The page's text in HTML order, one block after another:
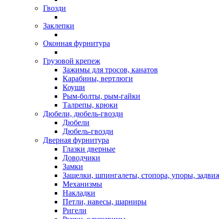
Гвозди
Заклепки
Оконная фурнитура
Грузовой крепеж
Зажимы для тросов, канатов
Карабины, вертлюги
Коуши
Рым-болты, рым-гайки
Талрепы, крюки
Дюбели, дюбель-гвозди
Дюбели
Дюбель-гвозди
Дверная фурнитура
Глазки дверные
Доводчики
Замки
Защелки, шпингалеты, стопора, упоры,
Механизмы
Накладки
Петли, навесы, шарниры
Ригели